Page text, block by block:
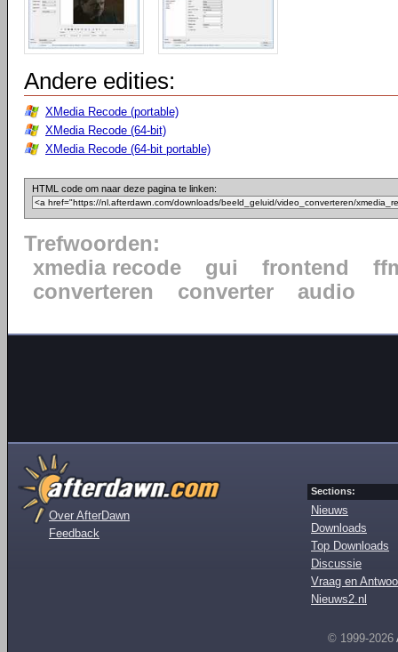
Andere edities:
XMedia Recode (portable)
XMedia Recode (64-bit)
XMedia Recode (64-bit portable)
HTML code om naar deze pagina te linken:
Trefwoorden:
xmedia recode
gui frontend
converteren
converter audio
Over AfterDawn
Feedback
Sections:
Nieuws
Downloads
Top Downloads
Discussie
Vraag en
Nieuws2.nl
© 1999-2026